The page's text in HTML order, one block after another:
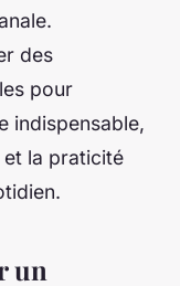
des
pour
indispensable,
la praticité
un